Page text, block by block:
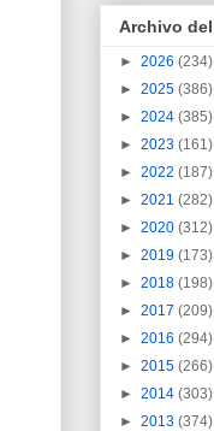
Archivo
► 2026 (234)
► 2025 (386)
► 2024 (385)
► 2023 (161)
► 2022 (187)
► 2021 (282)
► 2020 (312)
► 2019 (173)
► 2018 (198)
► 2017 (209)
► 2016 (294)
► 2015 (266)
► 2014 (303)
► 2013 (374)